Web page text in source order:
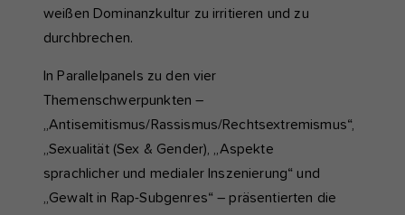
weißen Dominanzkultur zu irritieren und zu
durchbrechen.
In Parallelpanels zu den vier
Themenschwerpunkten –
„Antisemitismus/Rassismus/Rechtsextremismus“,
„Sexualität (Sex & Gender), „Aspekte
sprachlicher und medialer Inszenierung“ und
„Gewalt in Rap-Subgenres“ – präsentierten die